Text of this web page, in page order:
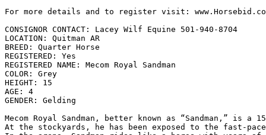
For more details and to register visit:
CONSIGNOR CONTACT: Lacey Wilf Equine 501-940-8704
LOCATION: Quitman AR
BREED: Quarter Horse
REGISTERED: Yes
REGISTERED NAME: Mecom Royal Sandman
COLOR: Grey
HEIGHT: 15
AGE: 4
GENDER: Gelding
Mecom Royal Sandman, better known as
At the stockyards, he has been exposed to the fast-